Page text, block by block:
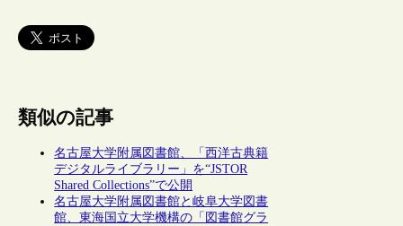
類似の記事
名古屋大学附属図書館、「西洋古典籍
デジタルライブラリー」を“JSTOR
Shared Collections”で公開
名古屋大学附属図書館と岐阜大学図書
館、東海国立大学機構の「図書館グラ